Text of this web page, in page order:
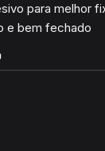
para melhor
e bem fechado